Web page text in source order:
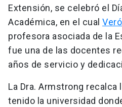
Extensión, se celebró el
Académica, en el cual
profesora asociada de la
fue una de las docentes
años de servicio y
La Dra. Armstrong recalca
tenido la universidad